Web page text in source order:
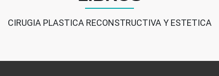
CIRUGIA PLASTICA RECONSTRUCTIVA Y ESTETICA